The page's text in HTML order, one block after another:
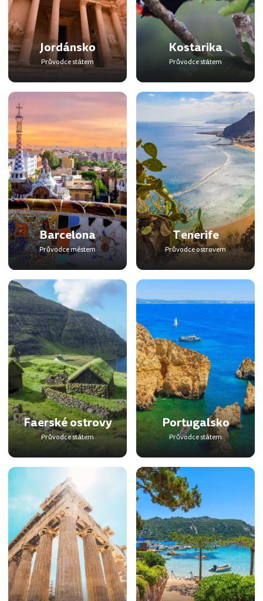
Jordánsko
Průvodce státem
Kostarika
Průvodce státem
Barcelona
Průvodce městem
Tenerife
Průvodce ostrovem
Faerské ostrovy
Průvodce státem
Portugalsko
Průvodce státem